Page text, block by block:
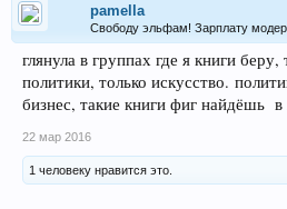
pamella
Свободу эльфам! Зарплату
глянула в группах где я книги
политики, только искусство.
бизнес, такие книги фиг найдёшь
22 мар 2016
1 человеку нравится это.